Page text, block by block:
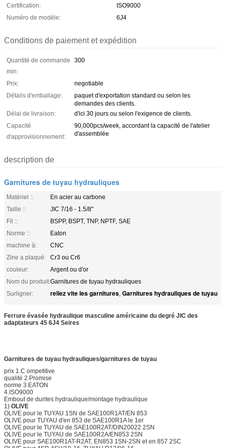
Certification:
ISO9000
Numéro de modèle:
6J4
Conditions de paiement et expédition
Quantité de commande
min:
300
Prix:
negotiable
Détails d'emballage:
paquet d'exportation standard ou selon les
demandes des clients.
Délai de livraison:
d'ici 30 jours ou selon l'exigence de clients.
Capacité
d'approvisionnement:
90,000pcs/week, accordant la capacité de l'atelier
d'assemblée
description de
Garnitures de tuyau hydrauliques
Matériel ::
En acier au carbone
Taille ::
JIC 7/16 - 1.5/8"
Fil ::
BSPP, BSPT, TNP, NPTF, SAE
Norme ::
Eaton
machine à:
CNC
Zine a plaqué:
Cr3 ou Cr6
couleur:
Argent ou d'or
Nom du produit:Garnitures de tuyau hydrauliques
Surligner:
reliez vite les garnitures, Garnitures hydrauliques de tuyau
Ferrure évasée hydraulique masculine américaine du degré JIC des
adaptateurs 45 6J4 Seires
Garnitures de tuyau hydrauliques/garnitures de tuyau
prix 1.C ompetitive
qualité 2.Promise
norme 3.EATON
4.ISO9000
Embout de durites hydraulique/montage hydraulique
1) OLIVE
OLIVE pour le TUYAU 1SN de SAE100R1AT/EN 853
OLIVE pour TUYAU d'en 853 de SAE100R1A le 1er
OLIVE pour le TUYAU de SAE100R2AT/DIN20022 2SN
OLIVE pour le TUYAU de SAE100R2A/EN853 2SN
OLIVE pour SAE100R1AT-R2AT, EN853 1SN-2SN et en 857 2SC